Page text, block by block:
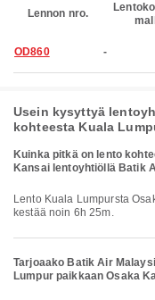
Lennon nro.
OD860 -
Usein kysyttyä
kohteesta Kuala
Kuinka pitkä on lento
Kansai lentoyhtiöllä Batik
Lento Kuala Lumpursta Osaka Kansaiyn lentoyhtiöllä Batik Air Malaysia
kestää noin 6h 25m.
Tarjoaako Batik Air
Lumpur paikkaan Osaka